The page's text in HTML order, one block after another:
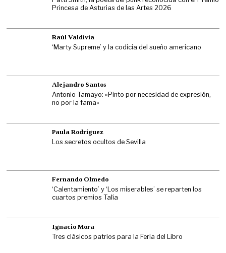
Princesa de Asturias de las Artes 2026
Raúl Valdivia
‘Marty Supreme’ y la codicia del sueño americano
Alejandro Santos
Antonio Tamayo: «Pinto por necesidad de expresión,
no por la fama»
Paula Rodríguez
Los secretos ocultos de Sevilla
Fernando Olmedo
‘Calentamiento’ y ‘Los miserables’ se reparten los
cuartos premios Talía
Ignacio Mora
Tres clásicos patrios para la Feria del Libro